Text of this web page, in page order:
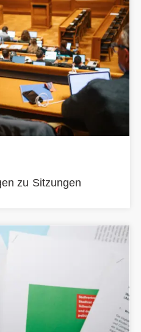
zu Sitzungen